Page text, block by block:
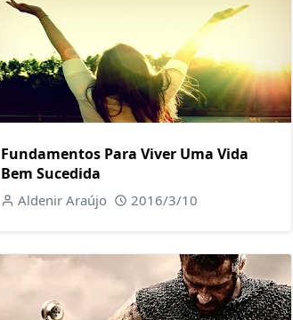
Fundamentos Para Viver Uma Vida
Bem Sucedida
Aldenir Araújo 2016/3/10